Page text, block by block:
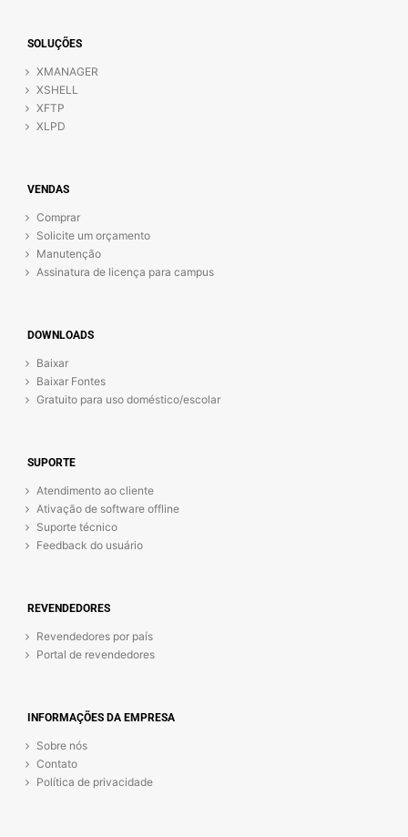
SOLUÇÕES
XMANAGER
XSHELL
XFTP
XLPD
VENDAS
Comprar
Solicite um orçamento
Manutenção
Assinatura de licença para campus
DOWNLOADS
Baixar
Baixar Fontes
Gratuito para uso doméstico/escolar
SUPORTE
Atendimento ao cliente
Ativação de software offline
Suporte técnico
Feedback do usuário
REVENDEDORES
Revendedores por país
Portal de revendedores
INFORMAÇÕES DA EMPRESA
Sobre nós
Contato
Política de privacidade